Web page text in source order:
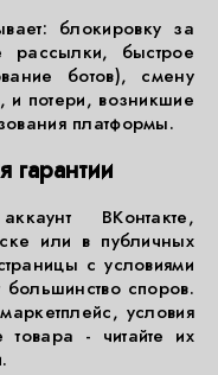
блокировку за
рассылки, быстрое
ботов), смену
потери, возникшие
платформы.
гарантии
ВКонтакте,
или в публичных
с условиями
споров.
условия
товара - читайте их